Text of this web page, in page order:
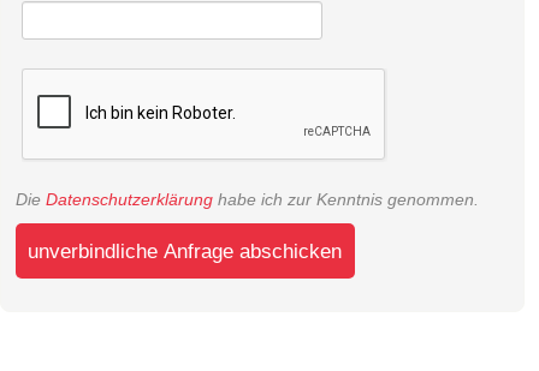
Die Datenschutzerklärung habe ich zur Kenntnis genommen.
unverbindliche Anfrage abschicken